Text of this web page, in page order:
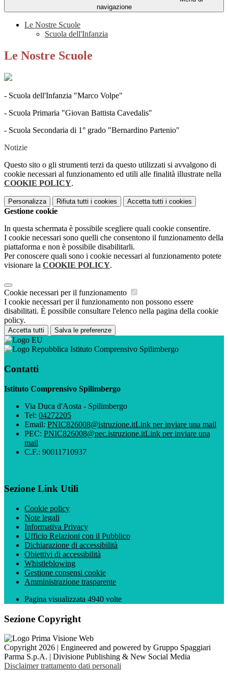
navigazione
Le Nostre Scuole
Scuola dell'Infanzia
Le Nostre Scuole
- Scuola dell'Infanzia "Marco Volpe"
- Scuola Primaria "Giovan Battista Cavedalis"
- Scuola Secondaria di 1° grado "Bernardino Partenio"
Notizie
Questo sito o gli strumenti terzi da questo utilizzati si avvalgono di
cookie necessari al funzionamento ed utili alle finalità illustrate nella
COOKIE POLICY.
Personalizza Rifiuta tutti i cookies Accetta tutti i cookies
Gestione cookie
In questa schermata è possibile scegliere quali cookie consentire.
I cookie necessari sono quelli che consentono il funzionamento della
piattaforma e non è possibile disabilitarli.
Per conoscere quali sono i cookie necessari al funzionamento potete
visionare la COOKIE POLICY.
Cookie necessari per il funzionamento
I cookie necessari per il funzionamento non possono essere
disabilitati. È possibile consultare l'elenco nella pagina della cookie
policy.
Accetta tutti Salva le preferenze
Istituto Comprensivo Spilimbergo
Contatti
Istituto Comprensivo Spilimbergo
Via Duca d'Aosta - Spilimbergo
Tel: 04272205
Email: PNIC826008@istruzione.itLink per inviare una mail
PEC: PNIC826008@pec.istruzione.itLink per inviare una
mail
C.F.: 90011710937
Sezione Link Utili
Cookie policy
Note legali
Informativa Privacy
Ufficio Relazioni con il Pubblico
Dichiarazione di accessibilità
Obiettivi di accessibilità
Whistleblowing
Gestione consensi cookie
Amministrazione trasparente
Pagina visualizzata 4940 volte
Sezione Copyright
Copyright 2026 | Engineered and powered by Gruppo Spaggiari
Parma S.p.A. | Divisione Publishing & New Social Media
Disclaimer trattamento dati personali